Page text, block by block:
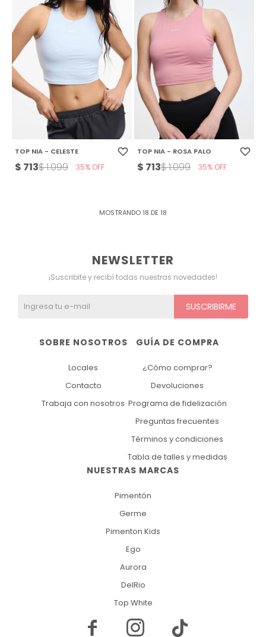
TOP NIA - CELESTE
$ 713$1.099 35
TOP NIA - ROSA PALO
$ 713$1.099 35
MOSTRANDO 18 DE 18
NUESTRAS MARCAS
Pimentón
Germe
Pimenton Kids
Ego
Aurora
DelRio
Top White
GUÍA DE COMPRA
¿Cómo comprar?
Devoluciones
Programa de fidelización
Preguntas frecuentes
Términos y condiciones
Tabla de talles y medidas
SOBRE NOSOTROS
Locales
Contacto
Trabaja con nosotros
NEWSLETTER
¡Suscribite y recibí todas nuestras novedades!
SUSCRIBIRME
 